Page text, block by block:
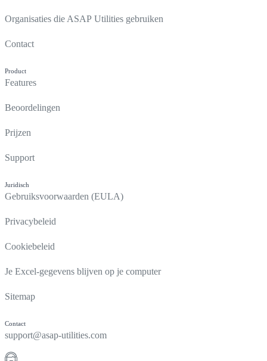
Organisaties die ASAP Utilities gebruiken
Contact
Product
Features
Beoordelingen
Prijzen
Support
Juridisch
Gebruiksvoorwaarden (EULA)
Privacybeleid
Cookiebeleid
Je Excel-gegevens blijven op je computer
Sitemap
Contact
support@asap-utilities.com